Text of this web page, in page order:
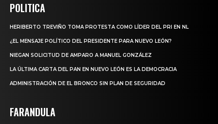
POLITICA
HERIBERTO TREVIÑO TOMA PROTESTA COMO LÍDER DEL PRI EN NL
¿EL MENSAJE POLÍTICO DEL PRESIDENTE PARA NUEVO LEÓN?
NIEGAN SOLICITUD DE AMPARO A MANUEL GONZÁLEZ
LA ÚLTIMA CARTA DEL PAN EN NUEVO LEÓN ES LA DEMOCRACIA
ADMINISTRACIÓN DE EL BRONCO SIN PLAN DE SEGURIDAD
FARANDULA